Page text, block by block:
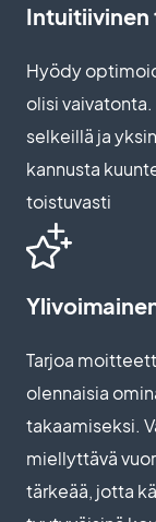
Intuitiivinen
Hyödy
olisi
selkeillä ja
kannusta
toistuvasti
Tarjoa
olennaisia
takaamiseksi.
miellyttävä
tärkeää, jotta